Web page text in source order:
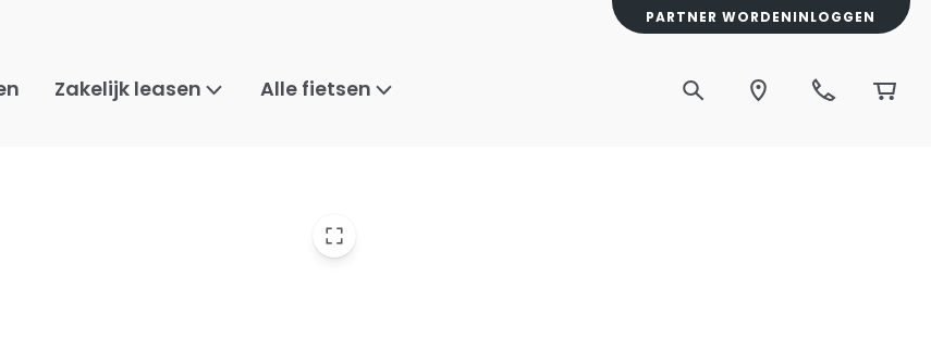
PARTNER WORDENINLOGGEN
Zakelijk leasen Alle fietsen